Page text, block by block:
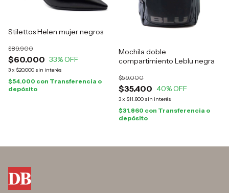
Stilettos Helen mujer negros
$60.000
$89.900
33% OFF
3x $20.000 sin interés
$54.000 con Transferencia o
depósito
Mochila doble
compartimiento Leblu negra
$35.400
$59.000
40% OFF
3x $11.800 sin interés
$31.860 con Transferencia o
depósito